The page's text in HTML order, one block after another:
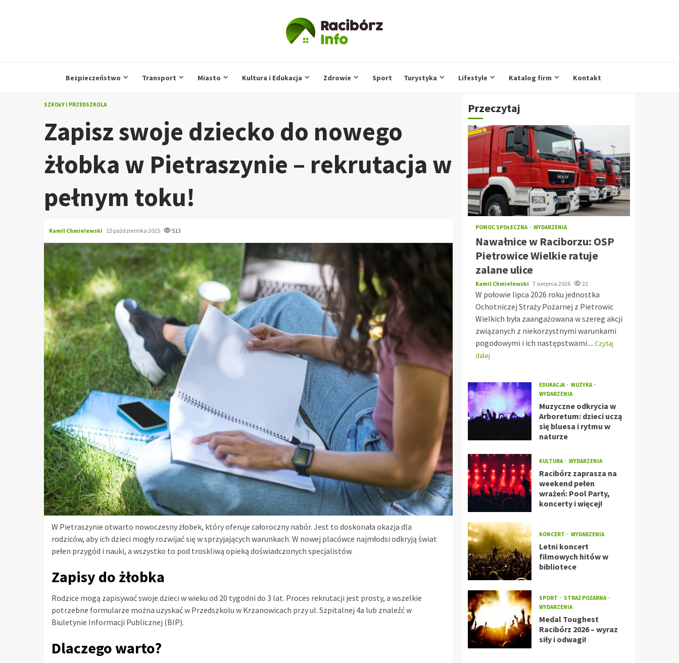
Bezpieczeństwo Transport Miasto Kultura i Edukacja Zdrowie Sport Turystyka Lifestyle Katalog firm Kontakt
SZKOŁY I PRZEDSZKOLA
Zapisz swoje dziecko do nowego
żłobka w Pietraszynie – rekrutacja w
pełnym toku!
Kamil Chmielewski 15 października 2025 513
W Pietraszynie otwarto nowoczesny żłobek, który oferuje całoroczny nabór. Jest to doskonała okazja dla
rodziców, aby ich dzieci mogły rozwijać się w sprzyjających warunkach. W nowej placówce najmłodsi odkryją świat
pełen przygód i nauki, a wszystko to pod troskliwą opieką doświadczonych specjalistów.
Zapisy do żłobka
Rodzice mogą zapisywać swoje dzieci w wieku od 20 tygodni do 3 lat. Proces rekrutacji jest prosty, a wszelkie
potrzebne formularze można uzyskać w Przedszkolu w Krzanowicach przy ul. Szpitalnej 4a lub znaleźć w
Biuletynie Informacji Publicznej (BIP).
Dlaczego warto?
Przeczytaj
POMOC SPOŁECZNA WYDARZENIA
Nawałnice w Raciborzu: OSP
Pietrowice Wielkie ratuje
zalane ulice
Kamil Chmielewski 7 sierpnia 2026 22
W połowie lipca 2026 roku jednostka
Ochotniczej Straży Pożarnej z Pietrowic
Wielkich była zaangażowana w szereg akcji
związanych z niekorzystnymi warunkami
pogodowymi i ich następstwami.... Czytaj
dalej
EDUKACJA
MUZYKA
WYDARZENIA
Muzyczne odkrycia w
Arboretum: dzieci uczą
się bluesa i rytmu w
naturze
KULTURA WYDARZENIA
Racibórz zaprasza na
weekend pełen
wrażeń: Pool Party,
koncerty i więcej!
KONCERT WYDARZENIA
Letni koncert
filmowych hitów w
bibliotece
SPORT
STRAŻ POŻARNA
WYDARZENIA
Medal Toughest
Racibórz 2026 – wyraz
siły i odwagi!